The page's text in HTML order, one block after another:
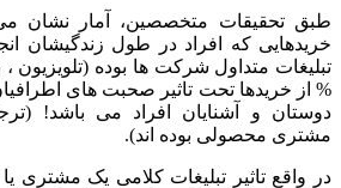
خریدهایی که افراد در طول زندگیشان
% از خریدها تحت تاثیر صحبت های
دوستان و آشنایان افراد می باشد!
مشتری محصولی بوده اند).